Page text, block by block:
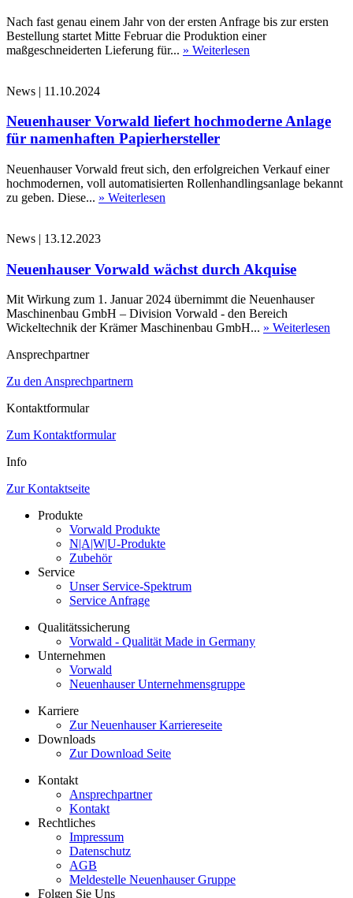
Nach fast genau einem Jahr von der ersten Anfrage bis zur ersten
Bestellung startet Mitte Februar die Produktion einer
maßgeschneiderten Lieferung für... » Weiterlesen
News | 11.10.2024
Neuenhauser Vorwald liefert hochmoderne Anlage
für namenhaften Papierhersteller
Neuenhauser Vorwald freut sich, den erfolgreichen Verkauf einer
hochmodernen, voll automatisierten Rollenhandlingsanlage bekannt
zu geben. Diese... » Weiterlesen
News | 13.12.2023
Neuenhauser Vorwald wächst durch Akquise
Mit Wirkung zum 1. Januar 2024 übernimmt die Neuenhauser
Maschinenbau GmbH – Division Vorwald - den Bereich
Wickeltechnik der Krämer Maschinenbau GmbH... » Weiterlesen
Ansprechpartner
Zu den Ansprechpartnern
Kontaktformular
Zum Kontaktformular
Info
Zur Kontaktseite
Produkte
Vorwald Produkte
N|A|W|U-Produkte
Zubehör
Service
Unser Service-Spektrum
Service Anfrage
Qualitätssicherung
Vorwald - Qualität Made in Germany
Unternehmen
Vorwald
Neuenhauser Unternehmensgruppe
Karriere
Zur Neuenhauser Karriereseite
Downloads
Zur Download Seite
Kontakt
Ansprechpartner
Kontakt
Rechtliches
Impressum
Datenschutz
AGB
Meldestelle Neuenhauser Gruppe
Folgen Sie Uns